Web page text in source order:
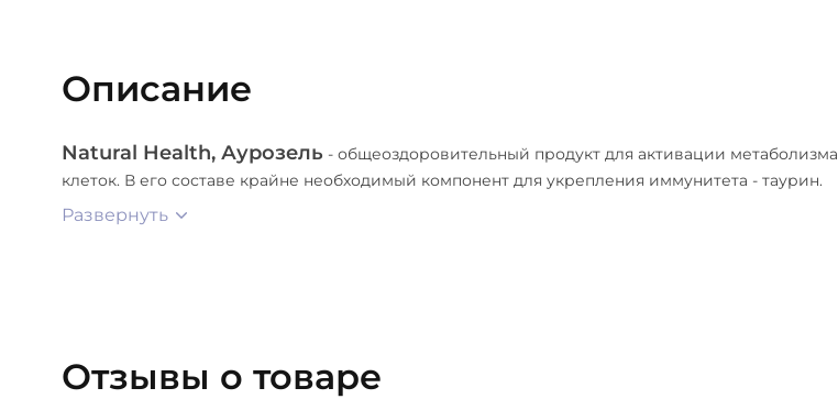
Описание
Natural Health, Аурозель - общеоздоровительный продукт для активации метаболизма
клеток. В его составе крайне необходимый компонент для укрепления иммунитета - таурин.
Развернуть
Отзывы о товаре